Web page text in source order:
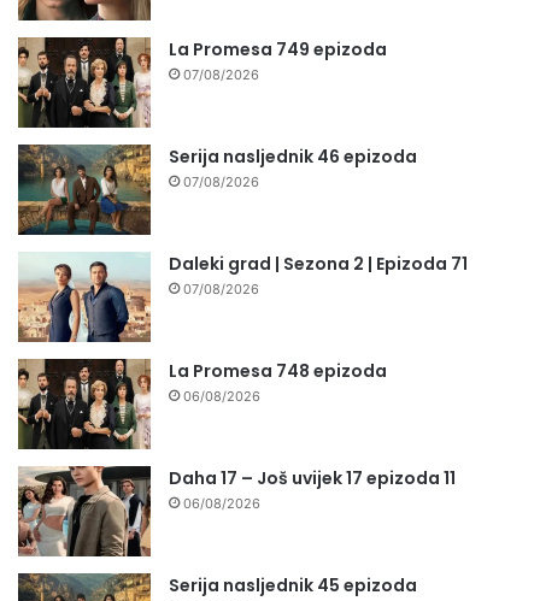
La Promesa 749 epizoda
07/08/2026
Serija nasljednik 46 epizoda
07/08/2026
Daleki grad | Sezona 2 | Epizoda 71
07/08/2026
La Promesa 748 epizoda
06/08/2026
Daha 17 – Još uvijek 17 epizoda 11
06/08/2026
Serija nasljednik 45 epizoda